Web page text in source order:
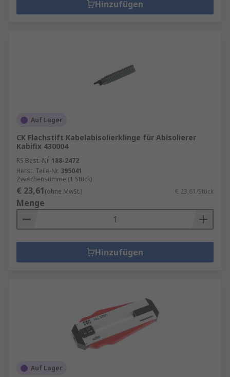
Hinzufügen
Auf Lager
CK Flachstift Kabelabisolierklinge für Abisolierer
Kabifix 430004
RS Best.-Nr. 188-2472
Herst. Teile-Nr. 395041
Zwischensumme (1 Stück)
€ 23,61(ohne MwSt.) € 23,61/Stück
Menge
Hinzufügen
Auf Lager